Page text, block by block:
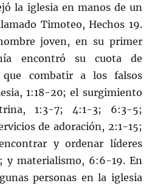
la iglesia en manos de un
Timoteo, Hechos 19.
joven, en su primer
encontró su cuota de
que combatir a los falsos
1:18-20; el surgimiento
1:3-7; 4:1-3; 6:3-5;
de adoración, 2:1-15;
y ordenar líderes
y materialismo, 6:6-19. En
personas en la iglesia